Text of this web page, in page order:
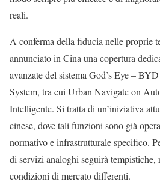
reali.
A conferma della fiducia nelle proprie
annunciato in Cina una copertura
avanzate del sistema God’s Eye –
System, tra cui Urban Navigate on
Intelligente. Si tratta di un’iniziativa
cinese, dove tali funzioni sono già
normativo e infrastrutturale specifico.
di servizi analoghi seguirà tempistiche,
condizioni di mercato differenti.